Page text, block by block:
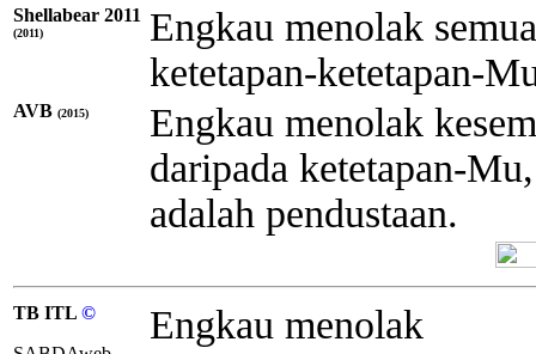
Shellabear 2011
(2011)
Engkau menolak
ketetapan-ketetapan-
AVB (2015)
Engkau menolak
daripada ketetapan-
adalah pendustaan.
TB ITL ©
Engkau menolak